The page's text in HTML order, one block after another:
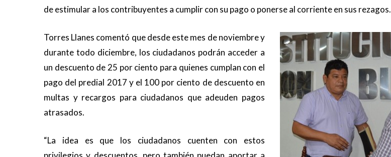
de estimular a los contribuyentes a cumplir con su pago o ponerse al corriente en sus rezagos.
Torres Llanes comentó que desde este mes de noviembre y
durante todo diciembre, los ciudadanos podrán acceder a
un descuento de 25 por ciento para quienes cumplan con el
pago del predial 2017 y el 100 por ciento de descuento en
multas y recargos para ciudadanos que adeuden pagos
atrasados.
“La idea es que los ciudadanos cuenten con estos